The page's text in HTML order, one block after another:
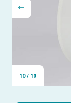
10/ 10